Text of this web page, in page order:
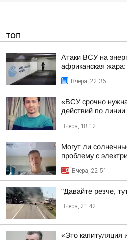
ТОП
Атаки ВСУ на
африканская
Вчера, 22:36
«ВСУ срочно
действий по
Вчера, 18:12
Могут ли
проблему с
Вчера, 22:51
"Давайте резче,
Вчера, 21:42
«Это капитуляция